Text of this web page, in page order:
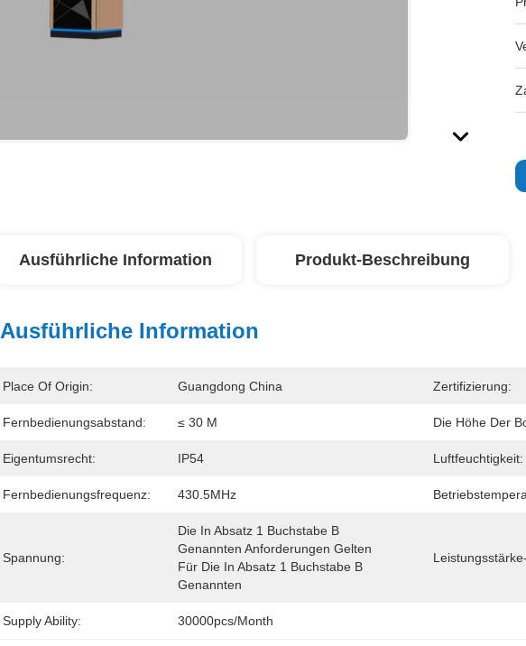
Ausführliche Information Produkt-Beschreibung
Ausführliche Information
Place Of Origin: Guangdong China Zertifizierung:
Fernbedienungsabstand: ≤ 30 M Die Höhe Der
Eigentumsrecht: IP54 Luftfeuchtigkeit:
Fernbedienungsfrequenz: 430.5MHz
Spannung:
Die In Absatz 1 Buchstabe B
Genannten Anforderungen Gelten
Für Die In Absatz 1 Buchstabe B
Genannten
Supply Ability: 30000pcs/month